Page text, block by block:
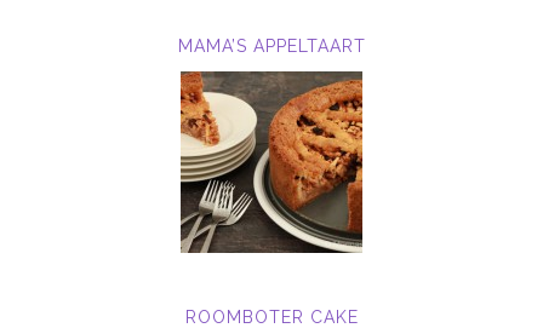
MAMA’S APPELTAART
ROOMBOTER CAKE